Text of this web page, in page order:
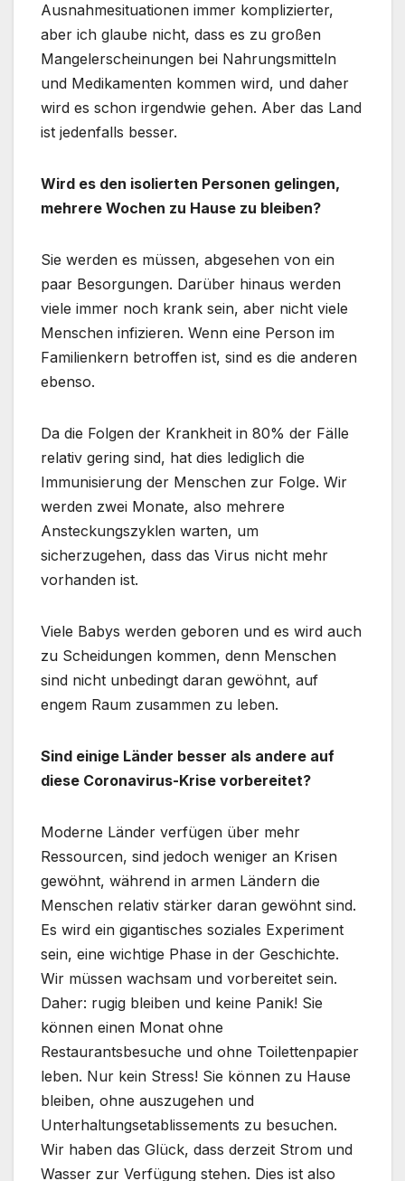
Ausnahmesituationen immer komplizierter,
aber ich glaube nicht, dass es zu großen
Mangelerscheinungen bei Nahrungsmitteln
und Medikamenten kommen wird, und daher
wird es schon irgendwie gehen. Aber das Land
ist jedenfalls besser.
Wird es den isolierten Personen gelingen,
mehrere Wochen zu Hause zu bleiben?
Sie werden es müssen, abgesehen von ein
paar Besorgungen. Darüber hinaus werden
viele immer noch krank sein, aber nicht viele
Menschen infizieren. Wenn eine Person im
Familienkern betroffen ist, sind es die anderen
ebenso.
Da die Folgen der Krankheit in 80% der Fälle
relativ gering sind, hat dies lediglich die
Immunisierung der Menschen zur Folge. Wir
werden zwei Monate, also mehrere
Ansteckungszyklen warten, um
sicherzugehen, dass das Virus nicht mehr
vorhanden ist.
Viele Babys werden geboren und es wird auch
zu Scheidungen kommen, denn Menschen
sind nicht unbedingt daran gewöhnt, auf
engem Raum zusammen zu leben.
Sind einige Länder besser als andere auf
diese Coronavirus-Krise vorbereitet?
Moderne Länder verfügen über mehr
Ressourcen, sind jedoch weniger an Krisen
gewöhnt, während in armen Ländern die
Menschen relativ stärker daran gewöhnt sind.
Es wird ein gigantisches soziales Experiment
sein, eine wichtige Phase in der Geschichte.
Wir müssen wachsam und vorbereitet sein.
Daher: rugig bleiben und keine Panik! Sie
können einen Monat ohne
Restaurantsbesuche und ohne Toilettenpapier
leben. Nur kein Stress! Sie können zu Hause
bleiben, ohne auszugehen und
Unterhaltungsetablissements zu besuchen.
Wir haben das Glück, dass derzeit Strom und
Wasser zur Verfügung stehen. Dies ist also